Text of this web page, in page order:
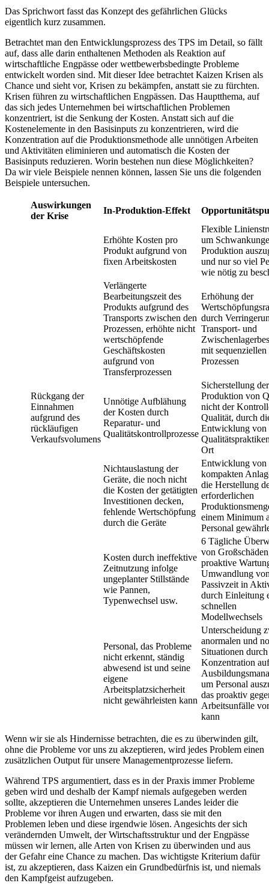
Das Sprichwort fasst das Konzept des gefährlichen Glücks
eigentlich kurz zusammen.
Betrachtet man den Entwicklungsprozess des TPS im Detail, so fällt
auf, dass alle darin enthaltenen Methoden als Reaktion auf
wirtschaftliche Engpässe oder wettbewerbsbedingte Probleme
entwickelt worden sind. Mit dieser Idee betrachtet Kaizen Krisen als
Chance und sieht vor, Krisen zu bekämpfen, anstatt sie zu fürchten.
Krisen führen zu wirtschaftlichen Engpässen. Das Hauptthema, auf
das sich jedes Unternehmen bei wirtschaftlichen Problemen
konzentriert, ist die Senkung der Kosten. Anstatt sich auf die
Kostenelemente in den Basisinputs zu konzentrieren, wird die
Konzentration auf die Produktionsmethode alle unnötigen Arbeiten
und Aktivitäten eliminieren und automatisch die Kosten der
Basisinputs reduzieren. Worin bestehen nun diese Möglichkeiten?
Da wir viele Beispiele nennen können, lassen Sie uns die folgenden
Beispiele untersuchen.
Auswirkungen
der Krise
In-Produktion-Effekt
Erhöhte Kosten pro
Produkt aufgrund von
fixen Arbeitskosten
Flexible
um
Produktion
und nur so viel
wie nötig zu
Verlängerte
Bearbeitungszeit des
Produkts aufgrund des
Transports zwischen den
Prozessen, erhöhte nicht
wertschöpfende
Geschäftskosten
aufgrund von
Transferprozessen
Erhöhung der
durch
Transport- und
mit sequenziellen
Prozessen
Rückgang der
Einnahmen
aufgrund des
rückläufigen
Verkaufsvolumens
Unnötige Aufblähung
der Kosten durch
Reparatur- und
Qualitätskontrollprozesse
Sicherstellung der
Produktion von
nicht der
Qualität, durch
Entwicklung von
Ort
Nichtauslastung der
Geräte, die noch nicht
die Kosten der getätigten
Investitionen decken,
fehlende Wertschöpfung
durch die Geräte
Entwicklung von
kompakten
die Herstellung
erforderlichen
einem Minimum
Personal
Kosten durch ineffektive
Zeitnutzung infolge
ungeplanter Stillstände
wie Pannen,
Typenwechsel usw.
6 Tägliche
von
proaktive
Umwandlung
Passivzeit in
durch Einleitung
schnellen
Modellwechsels
Personal, das Probleme
nicht erkennt, ständig
abwesend ist und seine
eigene
Arbeitsplatzsicherheit
nicht gewährleisten kann
Unterscheidung
anormalen und
Situationen durch
Konzentration
um Personal
das proaktiv
Arbeitsunfälle
kann
Wenn wir sie als Hindernisse betrachten, die es zu überwinden gilt,
ohne die Probleme vor uns zu akzeptieren, wird jedes Problem einen
zusätzlichen Output für unsere Managementprozesse liefern.
Während TPS argumentiert, dass es in der Praxis immer Probleme
geben wird und deshalb der Kampf niemals aufgegeben werden
sollte, akzeptieren die Unternehmen unseres Landes leider die
Probleme vor ihren Augen und erwarten, dass sie mit den
Problemen leben und diese irgendwie lösen. Angesichts der sich
verändernden Umwelt, der Wirtschaftsstruktur und der Engpässe
müssen wir lernen, alle Arten von Krisen zu überwinden und aus
der Gefahr eine Chance zu machen. Das wichtigste Kriterium dafür
ist, zu akzeptieren, dass Kaizen ein Grundbedürfnis ist, und niemals
den Kampfgeist aufzugeben.